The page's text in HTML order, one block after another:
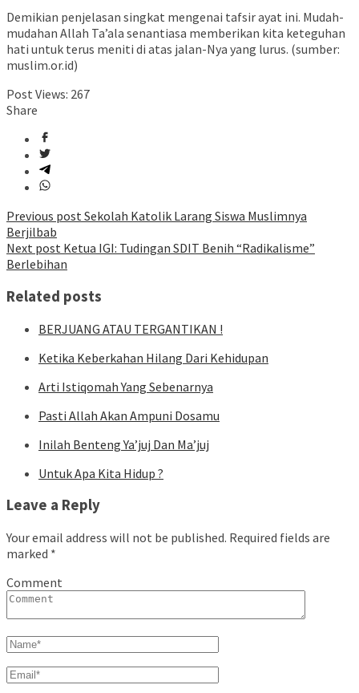
Demikian penjelasan singkat mengenai tafsir ayat ini. Mudah-
mudahan Allah Ta’ala senantiasa memberikan kita keteguhan
hati untuk terus meniti di atas jalan-Nya yang lurus. (sumber:
muslim.or.id)
Post Views: 267
Share
Post
navigation
Previous postSekolah Katolik Larang Siswa Muslimnya
Berjilbab
Next post Ketua IGI: Tudingan SDIT Benih “Radikalisme”
Berlebihan
Related posts
BERJUANG ATAU TERGANTIKAN !
Ketika Keberkahan Hilang Dari Kehidupan
Arti Istiqomah Yang Sebenarnya
Pasti Allah Akan Ampuni Dosamu
Inilah Benteng Ya’juj Dan Ma’juj
Untuk Apa Kita Hidup ?
Leave a Reply
Your email address will not be published. Required fields are
marked *
Comment